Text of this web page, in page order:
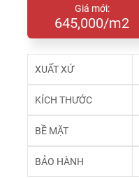
Giá mới:
645,000/m2
XUẤT XỨ
KÍCH THƯỚC
BỀ MẶT
BẢO HÀNH